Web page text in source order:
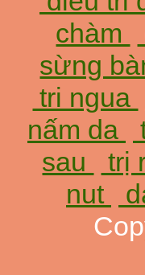
chàm
sừng
tri ngua
nấm da
sau
trị
nut